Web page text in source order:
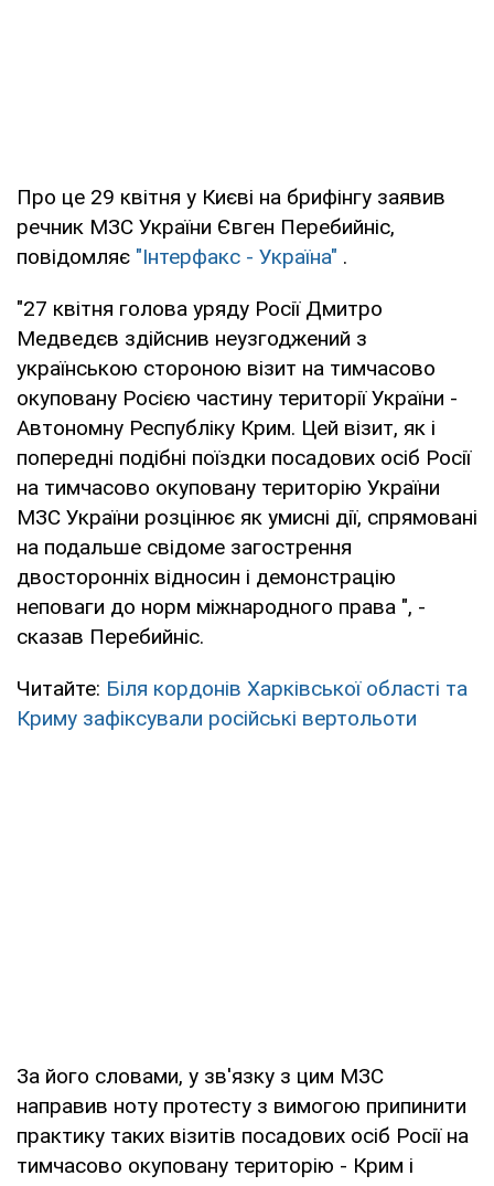
Про це 29 квітня у Києві на брифінгу заявив
речник МЗС України Євген Перебийніс,
повідомляє "Інтерфакс - Україна" .
"27 квітня голова уряду Росії Дмитро
Медведєв здійснив неузгоджений з
українською стороною візит на тимчасово
окуповану Росією частину території України -
Автономну Республіку Крим. Цей візит, як і
попередні подібні поїздки посадових осіб Росії
на тимчасово окуповану територію України
МЗС України розцінює як умисні дії, спрямовані
на подальше свідоме загострення
двосторонніх відносин і демонстрацію
неповаги до норм міжнародного права ", -
сказав Перебийніс.
Читайте: Біля кордонів Харківської області та
Криму зафіксували російські вертольоти
За його словами, у зв'язку з цим МЗС
направив ноту протесту з вимогою припинити
практику таких візитів посадових осіб Росії на
тимчасово окуповану територію - Крим і